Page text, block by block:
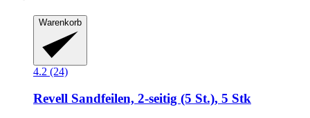
Warenkorb
4.2 (24)
Revell Sandfeilen, 2-​seitig (5 St.), 5 Stk